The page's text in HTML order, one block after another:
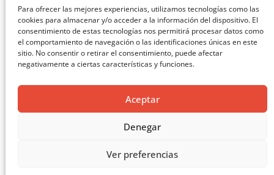
Para ofrecer las mejores experiencias, utilizamos tecnologías como las
cookies para almacenar y/o acceder a la información del dispositivo. El
consentimiento de estas tecnologías nos permitirá procesar datos como
el comportamiento de navegación o las identificaciones únicas en este
sitio. No consentir o retirar el consentimiento, puede afectar
negativamente a ciertas características y funciones.
Aceptar
Denegar
Ver preferencias
O-BUIT: NUEVO SISTEMA CERÁMICO MODULAR